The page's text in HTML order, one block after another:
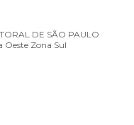
DE SÃO PAULO
Oeste Zona Sul